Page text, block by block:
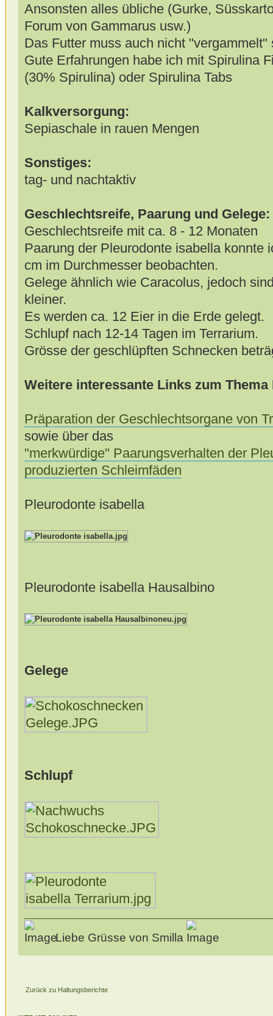
Ansonsten alles übliche (Gurke,
Forum von Gammarus usw.)
Das Futter muss auch nicht "vergammelt"
Gute Erfahrungen habe ich mit Spirulina
(30% Spirulina) oder Spirulina Tabs
Kalkversorgung:
Sepiaschale in rauen Mengen
Sonstiges:
tag- und nachtaktiv
Geschlechtsreife, Paarung und Gelege:
Geschlechtsreife mit ca. 8 - 12 Monaten
Paarung der Pleurodonte isabella konnte
cm im Durchmesser beobachten.
Gelege ähnlich wie Caracolus, jedoch
kleiner.
Es werden ca. 12 Eier in die Erde gelegt.
Schlupf nach 12-14 Tagen im Terrarium.
Grösse der geschlüpften Schnecken
Weitere interessante Links zum
Präparation der Geschlechtsorgane von
sowie über das
"merkwürdige" Paarungsverhalten der
produzierten Schleimfäden
Pleurodonte isabella
Pleurodonte isabella Hausalbino
Gelege
Schlupf
Liebe Grüsse von Smilla
Zurück zu Haltungsberichte